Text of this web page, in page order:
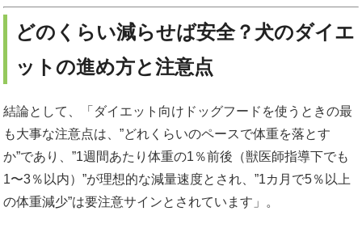
どのくらい減らせば安全？犬のダイエ
ットの進め方と注意点
結論として、「ダイエット向けドッグフードを使うときの最
も大事な注意点は、”どれくらいのペースで体重を落とす
か”であり、”1週間あたり体重の1％前後（獣医師指導下でも
1〜3％以内）”が理想的な減量速度とされ、”1カ月で5％以上
の体重減少”は要注意サインとされています」。